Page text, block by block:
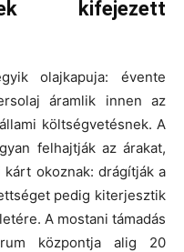
kifejezett
olajkapuja: évente
áramlik innen az
költségvetésnek. A
felhajtják az árakat,
okoznak: drágítják a
pedig kiterjesztik
A mostani támadás
központja alig 20